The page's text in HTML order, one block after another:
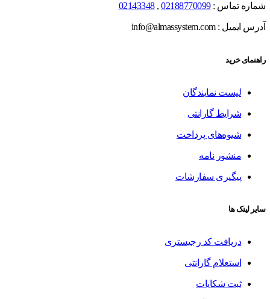
شماره تماس :02188770099
,
02143348
آدرس ایمیل : info@almassystem.com
راهنمای خرید
لیست نمایندگان
شرایط گارانتی
شیوه‌های پرداخت
منشور نامه
پیگیری سفارشات
سایر لینک ها
دریافت کد رجیستری
استعلام گارانتی
ثبت شکایات